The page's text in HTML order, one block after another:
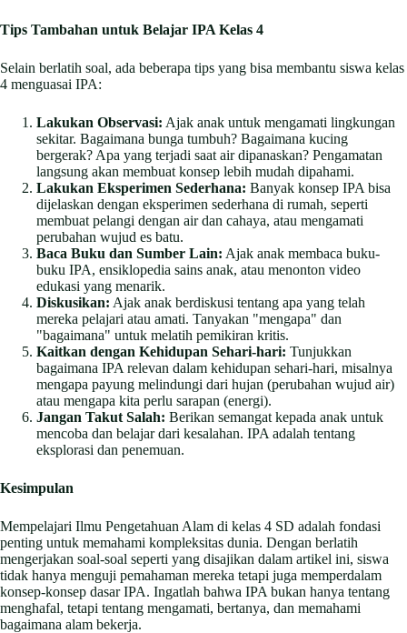
Tips Tambahan untuk Belajar IPA Kelas 4
Selain berlatih soal, ada beberapa tips yang bisa membantu siswa kelas
4 menguasai IPA:
Lakukan Observasi: Ajak anak untuk mengamati lingkungan
sekitar. Bagaimana bunga tumbuh? Bagaimana kucing
bergerak? Apa yang terjadi saat air dipanaskan? Pengamatan
langsung akan membuat konsep lebih mudah dipahami.
Lakukan Eksperimen Sederhana: Banyak konsep IPA bisa
dijelaskan dengan eksperimen sederhana di rumah, seperti
membuat pelangi dengan air dan cahaya, atau mengamati
perubahan wujud es batu.
Baca Buku dan Sumber Lain: Ajak anak membaca buku-
buku IPA, ensiklopedia sains anak, atau menonton video
edukasi yang menarik.
Diskusikan: Ajak anak berdiskusi tentang apa yang telah
mereka pelajari atau amati. Tanyakan "mengapa" dan
"bagaimana" untuk melatih pemikiran kritis.
Kaitkan dengan Kehidupan Sehari-hari: Tunjukkan
bagaimana IPA relevan dalam kehidupan sehari-hari, misalnya
mengapa payung melindungi dari hujan (perubahan wujud air)
atau mengapa kita perlu sarapan (energi).
Jangan Takut Salah: Berikan semangat kepada anak untuk
mencoba dan belajar dari kesalahan. IPA adalah tentang
eksplorasi dan penemuan.
Kesimpulan
Mempelajari Ilmu Pengetahuan Alam di kelas 4 SD adalah fondasi
penting untuk memahami kompleksitas dunia. Dengan berlatih
mengerjakan soal-soal seperti yang disajikan dalam artikel ini, siswa
tidak hanya menguji pemahaman mereka tetapi juga memperdalam
konsep-konsep dasar IPA. Ingatlah bahwa IPA bukan hanya tentang
menghafal, tetapi tentang mengamati, bertanya, dan memahami
bagaimana alam bekerja.